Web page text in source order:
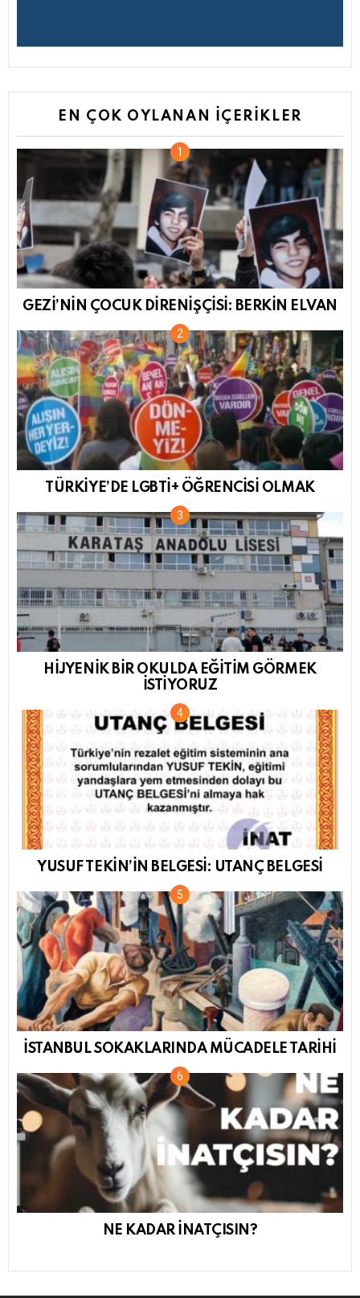
EN ÇOK OYLANAN İÇERIKLER
GEZİ’NİN ÇOCUK DİRENİŞÇİSİ: BERKİN ELVAN
TÜRKİYE’DE LGBTİ+ ÖĞRENCİSİ OLMAK
HİJYENİK BİR OKULDA EĞİTİM GÖRMEK
İSTİYORUZ
YUSUF TEKİN’İN BELGESİ: UTANÇ BELGESİ
İSTANBUL SOKAKLARINDA MÜCADELE TARİHİ
NE KADAR İNATÇISIN?